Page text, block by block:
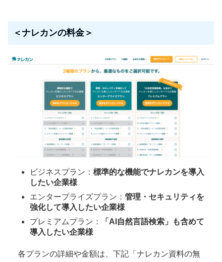
＜ナレカンの料金＞
ビジネスプラン： 標準的な機能でナレカンを導入
したい企業様
エンタープライズプラン： 管理・セキュリティを
強化して導入したい企業様
プレミアムプラン：
「AI自然言語検索」も含めて
導入したい企業様
各プランの詳細や金額は、下記「ナレカン資料の無